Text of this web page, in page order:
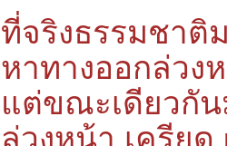
ที่จริงธรรมชาติ
หาทางออกล่วง
แต่ขณะเดียวกั
ล่วงหน้า เครียด